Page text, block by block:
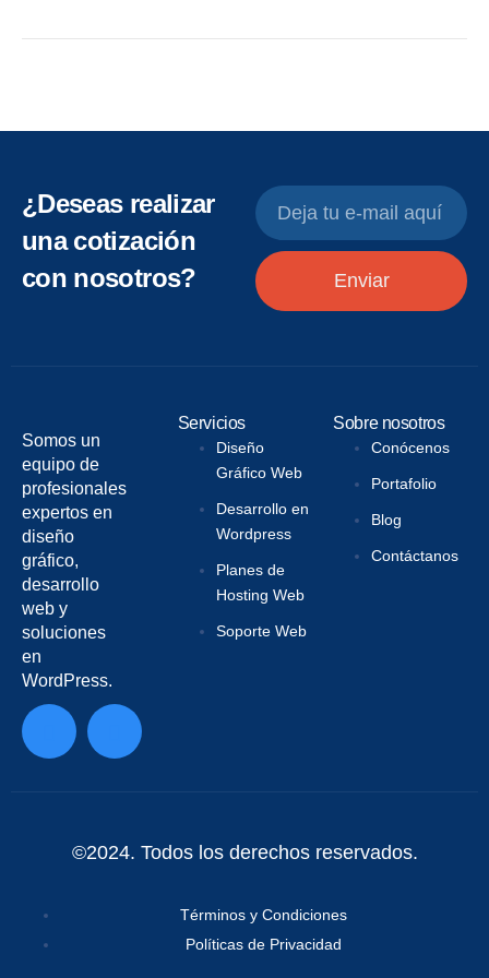
¿Deseas realizar
una cotización
con nosotros?
Enviar
Somos un
equipo de
profesionales
expertos en
diseño
gráfico,
desarrollo
web y
soluciones
en
WordPress.
Servicios
Diseño
Gráfico Web
Desarrollo en
Wordpress
Planes de
Hosting Web
Soporte Web
Sobre nosotros
Conócenos
Portafolio
Blog
Contáctanos
©2024. Todos los derechos reservados.
Términos y Condiciones
Políticas de Privacidad